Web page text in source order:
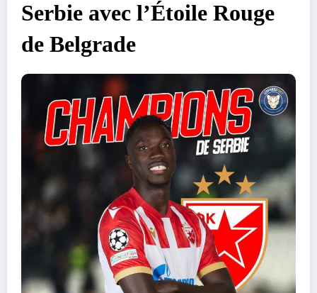
Serbie avec l’Étoile Rouge
de Belgrade